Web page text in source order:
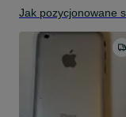
Jak pozycjonowane